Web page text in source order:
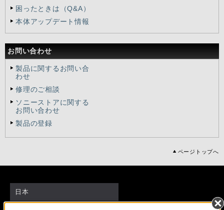
困ったときは（Q&A）
本体アップデート情報
お問い合わせ
製品に関するお問い合
わせ
修理のご相談
ソニーストアに関する
お問い合わせ
製品の登録
ページトップへ
日本